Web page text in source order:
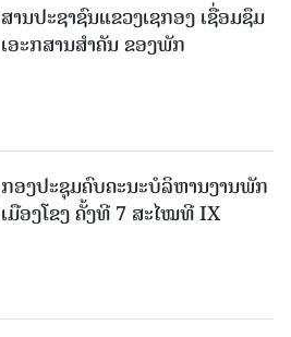
ສານປະຊາຊົນແຂວງເຊກອງ ເຊື່ອມຊຶມ
ເອະກສານສໍາຄັນ ຂອງພັກ
ກອງປະຊຸມຄົບຄະນະບໍລິຫານງານພັກ
ເມືອງໂຂງ ຄັ້ງທີ 7 ສະໄໝທີ IX